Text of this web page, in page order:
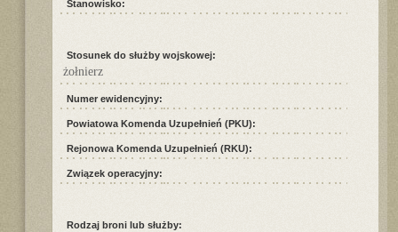
Stanowisko:
Stosunek do służby wojskowej:
żołnierz
Numer ewidencyjny:
Powiatowa Komenda Uzupełnień (PKU):
Rejonowa Komenda Uzupełnień (RKU):
Związek operacyjny:
Rodzaj broni lub służby: